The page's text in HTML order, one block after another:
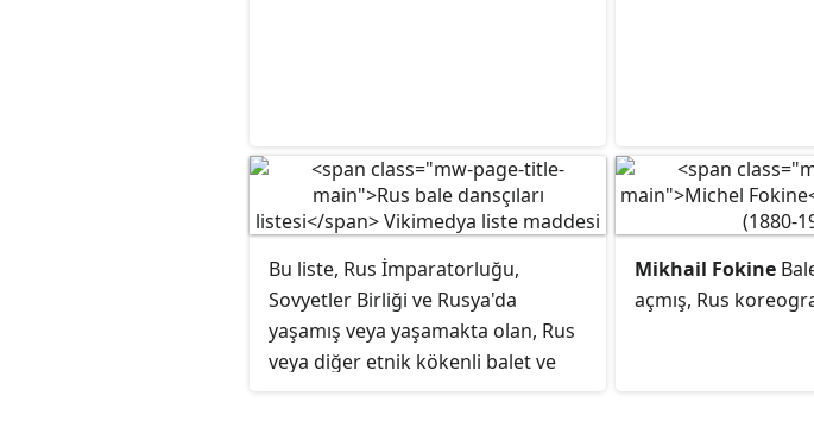
Bu liste, Rus İmparatorluğu,
Sovyetler Birliği ve Rusya'da
yaşamış veya yaşamakta olan, Rus
veya diğer etnik kökenli balet ve
Mikhail Fokine
açmış, Rus